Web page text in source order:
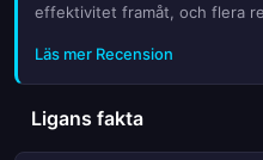
effektivitet framåt, och flera
Läs mer Recension
Ligans fakta